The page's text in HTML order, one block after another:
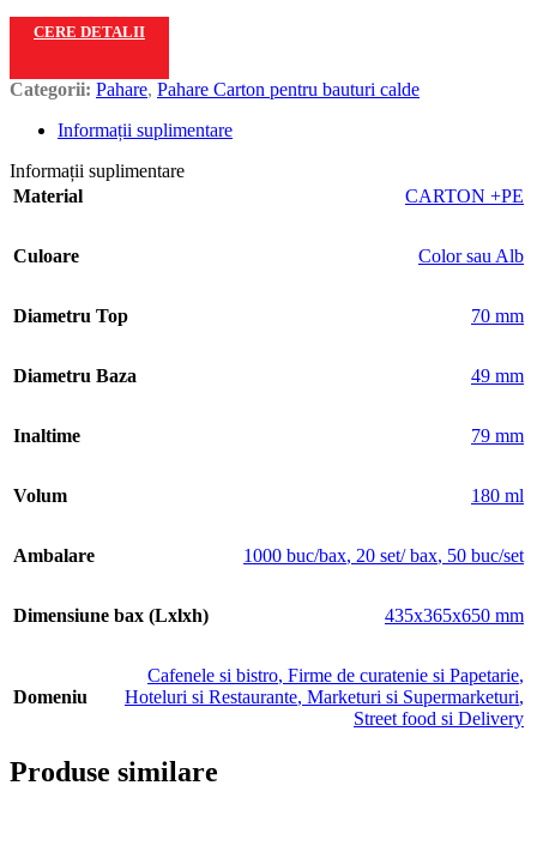
CERE DETALII
Categorii: Pahare, Pahare Carton pentru bauturi calde
Informații suplimentare
Informații suplimentare
Material
CARTON +PE
Culoare Color sau Alb
Diametru Top 70 mm
Diametru Baza 49 mm
Inaltime 79 mm
Volum 180 ml
Ambalare 1000 buc/bax, 20 set/ bax, 50 buc/set
Dimensiune bax (Lxlxh) 435x365x650 mm
Domeniu
Cafenele si bistro, Firme de curatenie si Papetarie,
Hoteluri si Restaurante, Marketuri si Supermarketuri,
Street food si Delivery
Produse similare